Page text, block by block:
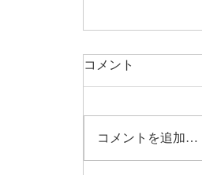
コメント
コメントを追加…